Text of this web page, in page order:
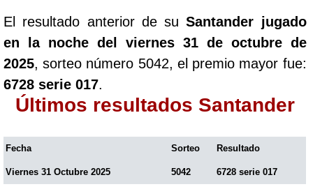
El resultado anterior de suSantander jugado
en la noche del viernes 31 de octubre de
2025, sorteo número 5042, el premio mayor fue:
6728 serie 017.
Últimos resultados Santander
Fecha Sorteo Resultado
Viernes 31 Octubre 2025 5042 6728 serie 017